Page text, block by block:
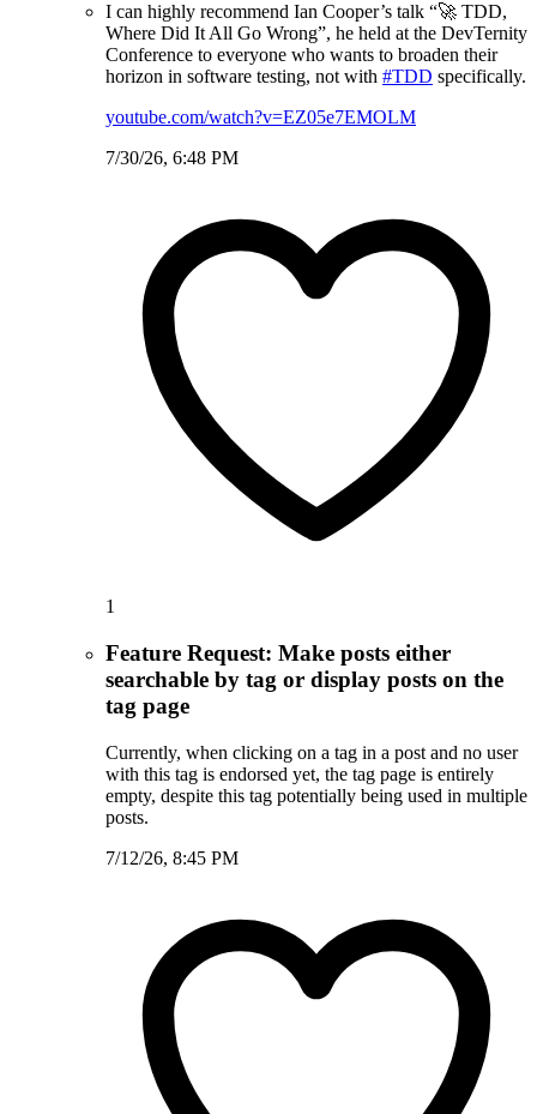
I can highly recommend Ian Cooper’s talk “🚀 TDD,
Where Did It All Go Wrong”, he held at the DevTernity
Conference to everyone who wants to broaden their
horizon in software testing, not with #TDD specifically.
youtube.com/watch?v=EZ05e7EMOLM
7/30/26, 6:48 PM
1
Feature Request: Make posts either
searchable by tag or display posts on the
tag page
Currently, when clicking on a tag in a post and no user
with this tag is endorsed yet, the tag page is entirely
empty, despite this tag potentially being used in multiple
posts.
7/12/26, 8:45 PM